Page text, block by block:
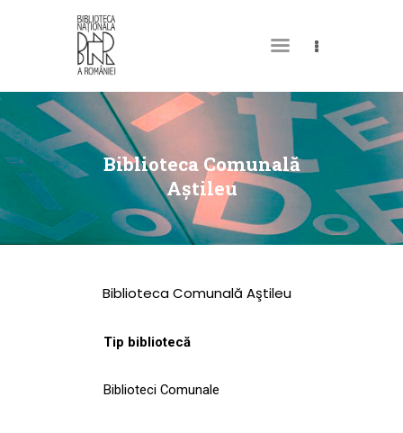
Biblioteca Comunală
Aştileu
DESPRE NOI
PERMISUL MEU DE
BIBLIOTECĂ
CATALOAGE ȘI
COLECȚII
CULTURALE
NOUTĂȚI
Biblioteca Comunală Aştileu
Tip bibliotecă
Biblioteci Comunale